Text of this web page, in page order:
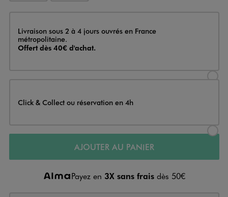
Livraison
Livraison sous 2 à 4 jours ouvrés en France
métropolitaine.
Offert dès 40€ d'achat.
Click & Collect ou réservation en 4h
AJOUTER AU PANIER
Payez en 3X sans frais dès 50€